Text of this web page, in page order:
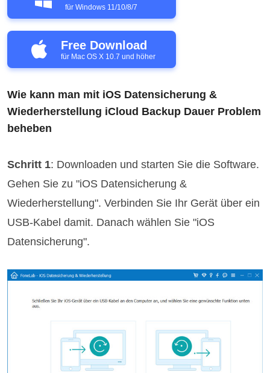
für Windows 11/10/8/7
Free Download
für Mac OS X 10.7 und höher
Wie kann man mit iOS Datensicherung &
Wiederherstellung iCloud Backup Dauer Problem
beheben
Schritt 1: Downloaden und starten Sie die Software.
Gehen Sie zu "iOS Datensicherung &
Wiederherstellung". Verbinden Sie Ihr Gerät über ein
USB-Kabel damit. Danach wählen Sie "iOS
Datensicherung".